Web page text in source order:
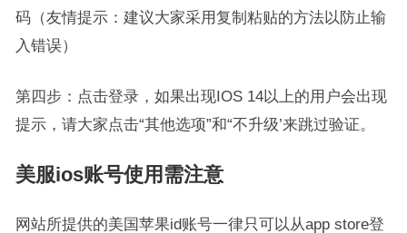
码（友情提示：建议大家采用复制粘贴的方法以防止输
入错误）
第四步：点击登录，如果出现IOS 14以上的用户会出现
提示，请大家点击“其他选项”和“不升级’来跳过验证。
美服ios账号使用需注意
网站所提供的美国苹果id账号一律只可以从app store登